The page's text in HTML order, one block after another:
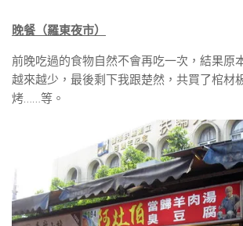
晚餐（羅東夜市）
前晚吃過的食物自然不會再吃一次，結果原
越來越少，最後剩下我跟楚然，共買了棺材
烤……等。